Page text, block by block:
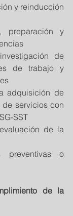
y reinducción
preparación y
de
de trabajo y
adquisición de
servicios con
SST
de la
preventivas o
de la